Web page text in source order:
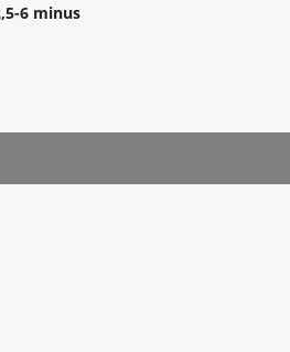
6 minus